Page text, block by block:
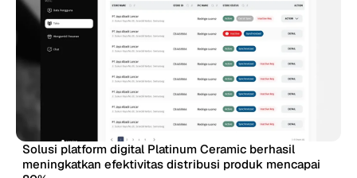
Solusi platform digital Platinum Ceramic berhasil
meningkatkan efektivitas distribusi produk mencapai